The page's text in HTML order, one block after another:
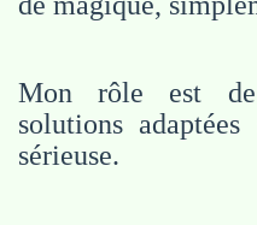
Mon rôle est
solutions
sérieuse.